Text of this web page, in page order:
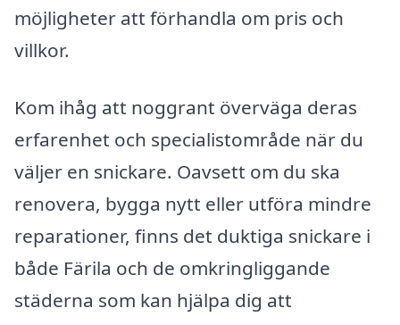
möjligheter att förhandla om pris och
villkor.
Kom ihåg att noggrant överväga deras
erfarenhet och specialistområde när du
väljer en snickare. Oavsett om du ska
renovera, bygga nytt eller utföra mindre
reparationer, finns det duktiga snickare i
både Färila och de omkringliggande
städerna som kan hjälpa dig att